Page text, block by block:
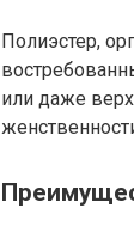
Полиэстер,
или даже